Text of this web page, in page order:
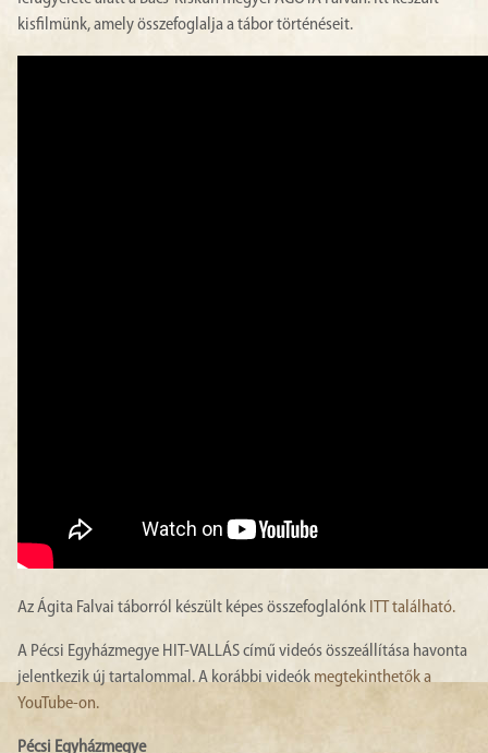
kisfilmünk, amely összefoglalja a tábor történéseit.
Az Ágita Falvai táborról készült képes összefoglalónk ITT található.
A Pécsi Egyházmegye HIT-VALLÁS című videós összeállítása havonta
jelentkezik új tartalommal. A korábbi videók megtekinthetők a
YouTube-on.
Pécsi Egyházmegye